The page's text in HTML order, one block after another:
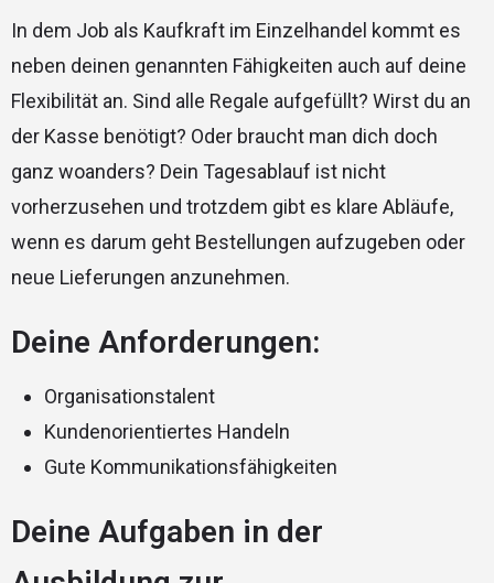
In dem Job als Kaufkraft im Einzelhandel kommt es
neben deinen genannten Fähigkeiten auch auf deine
Flexibilität an. Sind alle Regale aufgefüllt? Wirst du an
der Kasse benötigt? Oder braucht man dich doch
ganz woanders? Dein Tagesablauf ist nicht
vorherzusehen und trotzdem gibt es klare Abläufe,
wenn es darum geht Bestellungen aufzugeben oder
neue Lieferungen anzunehmen.
Deine Anforderungen:
Organisationstalent
Kundenorientiertes Handeln
Gute Kommunikationsfähigkeiten
Deine Aufgaben in der